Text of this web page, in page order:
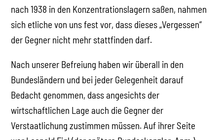
nach 1938 in den Konzentrationslagern saßen, nahmen
sich etliche von uns fest vor, dass dieses „Vergessen“
der Gegner nicht mehr stattfinden darf.
Nach unserer Befreiung haben wir überall in den
Bundesländern und bei jeder Gelegenheit darauf
Bedacht genommen, dass angesichts der
wirtschaftlichen Lage auch die Gegner der
Verstaatlichung zustimmen müssen. Auf ihrer Seite